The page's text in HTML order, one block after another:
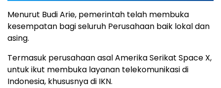
Menurut Budi Arie, pemerintah telah membuka
kesempatan bagi seluruh Perusahaan baik lokal dan
asing.
Termasuk perusahaan asal Amerika Serikat Space X,
untuk ikut membuka layanan telekomunikasi di
Indonesia, khususnya di IKN.